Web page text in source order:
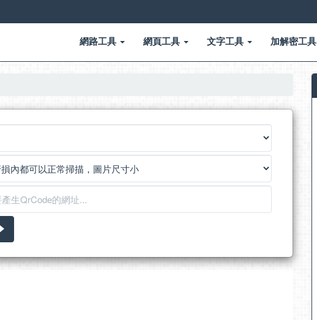
網路工具 網頁工具 文字工具 加解密工具